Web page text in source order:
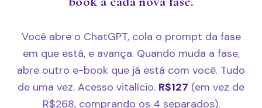
Você abre o ChatGPT, cola o prompt da fase
em que está, e avança. Quando muda a fase,
abre outro e-book que já está com você. Tudo
de uma vez. Acesso vitalício. R$127 (em vez de
R$268, comprando os 4 separados).